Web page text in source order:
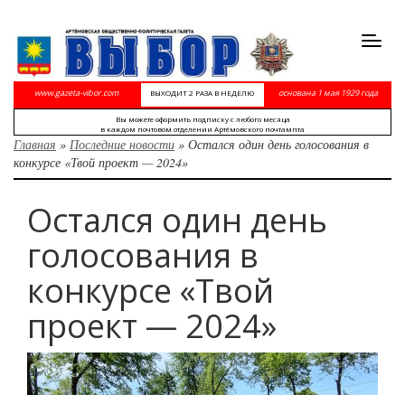
www.gazeta-vibor.com ВЫХОДИТ 2 РАЗА В НЕДЕЛЮ основана 1 мая 1929 года
Вы можете оформить подписку с любого месяца
в каждом почтовом отделении Артёмовского почтампта
Главная » Последние новости » Остался один день голосования в
конкурсе «Твой проект — 2024»
Остался один день
голосования в
конкурсе «Твой
проект — 2024»